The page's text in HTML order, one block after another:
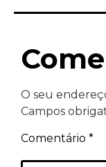
O seu
Campos
Comentário *